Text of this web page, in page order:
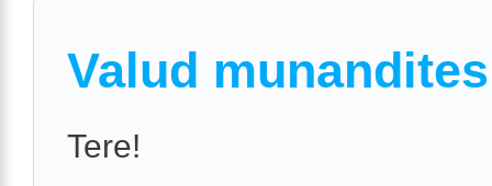
Valud munandites
Tere!